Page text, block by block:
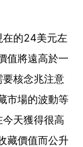
的24美元左
值將遠高於一
核念兆注意
市場的波動等
天獲得很高
藏價值而公升